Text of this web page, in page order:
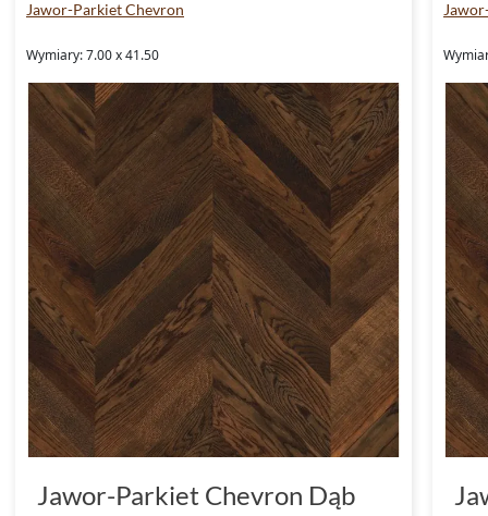
Jawor-Parkiet Chevron
Wymiary: 7.00 x 41.50
Jawor-Parkiet Chevron Dąb